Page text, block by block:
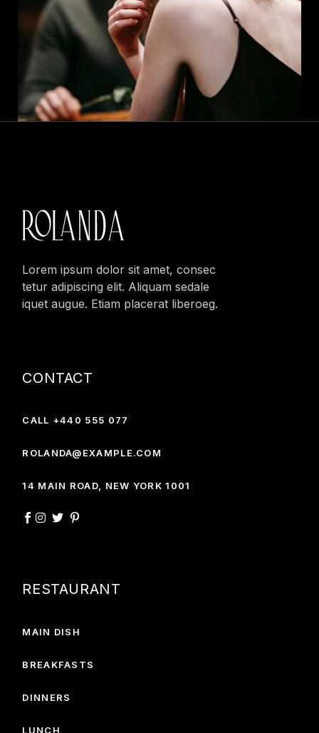
Lorem ipsum dolor sit amet, consec
tetur adipiscing elit. Aliquam sedale
iquet augue. Etiam placerat liberoeg.
CONTACT
CALL +440 555 077
ROLANDA@EXAMPLE.COM
14 MAIN ROAD, NEW YORK 1001
RESTAURANT
MAIN DISH
BREAKFASTS
DINNERS
LUNCH